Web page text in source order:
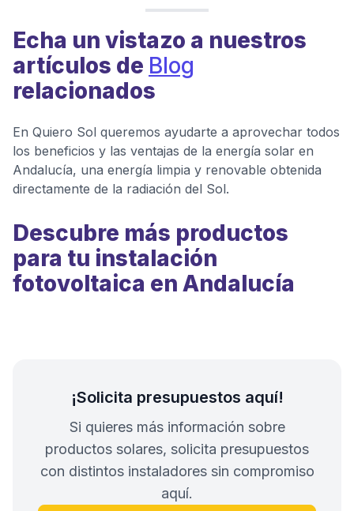
Echa un vistazo a nuestros
artículos de Blog
relacionados
En Quiero Sol queremos ayudarte a aprovechar todos
los beneficios y las ventajas de la energía solar en
Andalucía, una energía limpia y renovable obtenida
directamente de la radiación del Sol.
Descubre más productos
para tu instalación
fotovoltaica en Andalucía
¡Solicita presupuestos aquí!
Si quieres más información sobre
productos solares, solicita presupuestos
con distintos instaladores sin compromiso
aquí.